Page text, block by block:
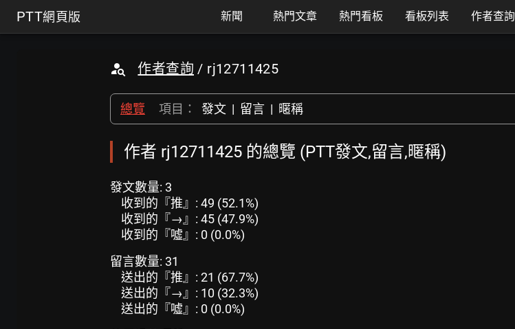
PTT網頁版 新聞 熱門文章 熱門看板 看板列表 作者查詢
作者查詢 / rj12711425
總覽 項目： 發文 | 留言 | 暱稱
作者 rj12711425 的總覽 (PTT發文,留言,暱稱)
發文數量: 3
收到的『推』: 49 (52.1%)
收到的『→』: 45 (47.9%)
收到的『噓』: 0 (0.0%)
留言數量: 31
送出的『推』: 21 (67.7%)
送出的『→』: 10 (32.3%)
送出的『噓』: 0 (0.0%)